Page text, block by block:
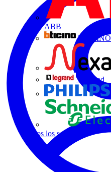
ABB
BTICINO
Legrand
Todos los socios